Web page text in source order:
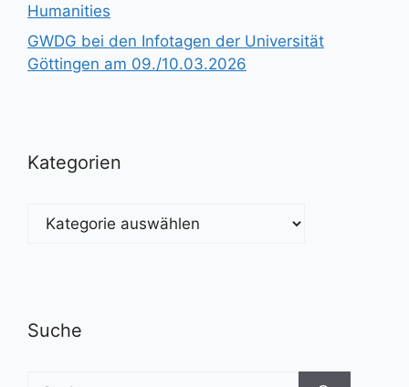
Humanities
GWDG bei den Infotagen der Universität
Göttingen am 09./10.03.2026
Kategorien
Kategorien
Suche
Suchen